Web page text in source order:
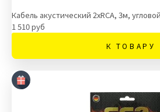
Кабель акустический 2хRCA, 3м,
1 510 руб
К ТОВАРУ